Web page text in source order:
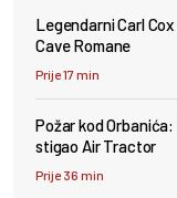
Legendarni Carl
Cave Romane
Prije 17 min
Požar kod
stigao Air Tractor
Prije 36 min